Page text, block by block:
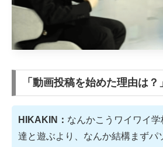
「動画投稿を始めた理由は？」
HIKAKIN： なんかこうワイワイ
達と遊ぶより、なんか結構まずパ